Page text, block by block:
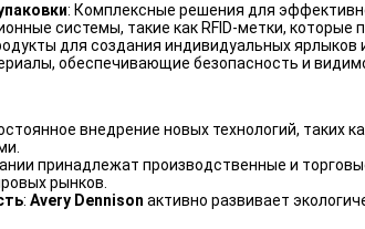
: Комплексные решения для
системы, такие как RFID-метки,
для создания индивидуальных ярлыков
обеспечивающие безопасность и
внедрение новых технологий, таких
принадлежат производственные и
рынков.
: Avery Dennison активно развивает